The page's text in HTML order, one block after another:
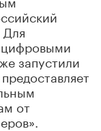
Для
цифровыми
запустили
от